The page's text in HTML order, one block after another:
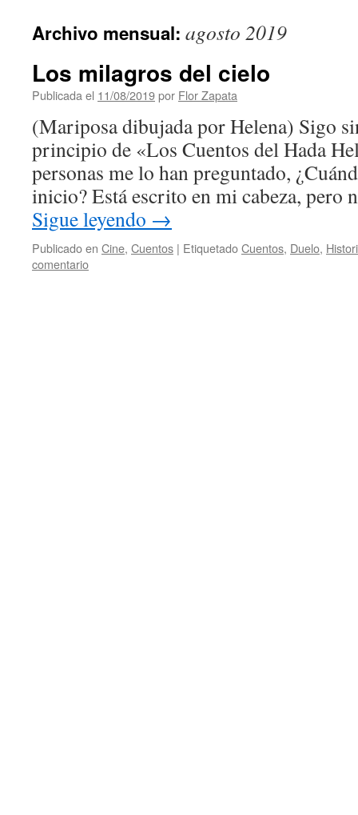
Archivo mensual: agosto 2019
Los milagros del cielo
Publicada el 11/08/2019por Flor Zapata
(Mariposa dibujada por Helena) Sigo
principio de «Los Cuentos del Hada
personas me lo han preguntado,
inicio? Está escrito en mi cabeza, pero
Sigue leyendo →
Publicado en Cine, Cuentos | EtiquetadoCuentos, Duelo,
comentario